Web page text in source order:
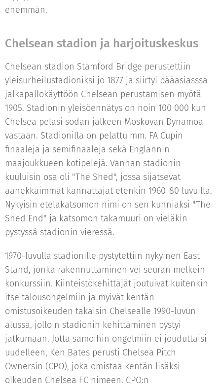
enemmän.
Chelsean stadion ja harjoituskeskus
Chelsean stadion Stamford Bridge perustettiin
yleisurheilustadioniksi jo 1877 ja siirtyi pääasiasssa
jalkapallokäyttöön Chelsean perustamisen myötä
1905. Stadionin yleisöennätys on noin 100 000 kun
Chelsea pelasi sodan jälkeen Moskovan Dynamoa
vastaan. Stadionilla on pelattu mm. FA Cupin
finaaleja ja semifinaaleja sekä Englannin
maajoukkueen kotipelejä. Vanhan stadionin
kuuluisin osa oli "The Shed", jossa sijatsevat
äänekkäimmät kannattajat etenkin 1960-80 luvuilla.
Nykyisin eteläkatsomon nimi on sen kunniaksi "The
Shed End" ja katsomon takamuuri on vieläkin
pystyssä stadionin vieressä.
1970-luvulla stadionille pystytettiin nykyinen East
Stand, jonka rakennuttaminen vei seuran melkein
konkurssiin. Kiinteistökehittäjät joutuivat kuitenkin
itse talousongelmiin ja myivät kentän
omistusoikeuden takaisin Chelsealle 1990-luvun
alussa, jolloin stadionin kehittäminen pystyi
jatkumaan. Jotta samoihin ongelmiin ei jouduttaisi
uudelleen, Ken Bates perusti Chelsea Pitch
Ownersin (CPO), joka omistaa kentän lisäksi
oikeuden Chelsea FC nimeen. CPO:n